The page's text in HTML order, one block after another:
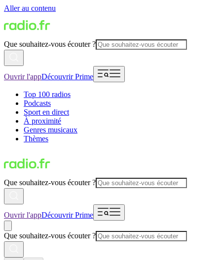
Aller au contenu
Que souhaitez-vous écouter ?
Ouvrir l'appDécouvrir Prime
Top 100 radios
Podcasts
Sport en direct
À proximité
Genres musicaux
Thèmes
Que souhaitez-vous écouter ?
Ouvrir l'appDécouvrir Prime
Que souhaitez-vous écouter ?